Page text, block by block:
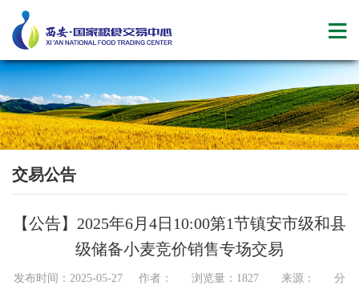
交易公告
【公告】2025年6月4日10:00第1节镇安市级和县
级储备小麦竞价销售专场交易
发布时间：2025-05-27 作者： 浏览量：1827 来源： 分